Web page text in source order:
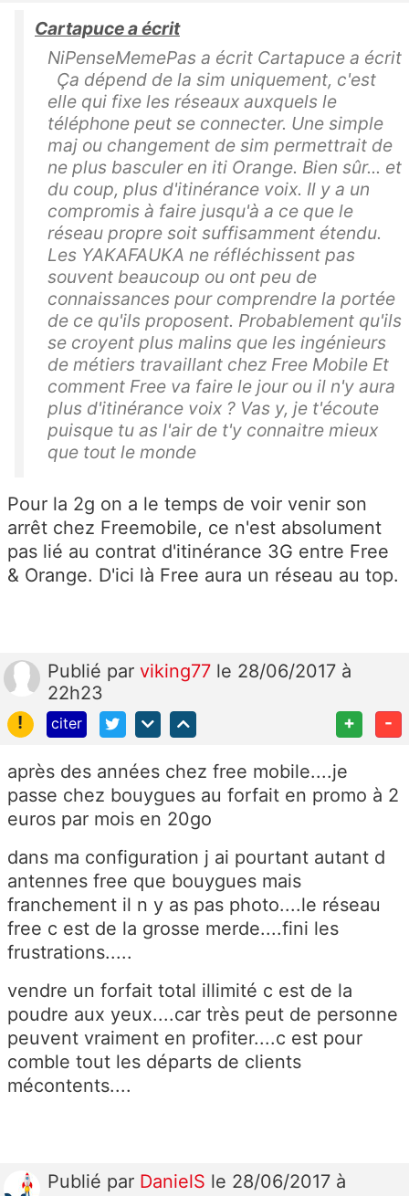
Cartapuce a écrit
NiPenseMemePas a écrit Cartapuce a écrit
Ça dépend de la sim uniquement, c'est
elle qui fixe les réseaux auxquels le
téléphone peut se connecter. Une simple
maj ou changement de sim permettrait de
ne plus basculer en iti Orange. Bien sûr... et
du coup, plus d'itinérance voix. Il y a un
compromis à faire jusqu'à a ce que le
réseau propre soit suffisamment étendu.
Les YAKAFAUKA ne réfléchissent pas
souvent beaucoup ou ont peu de
connaissances pour comprendre la portée
de ce qu'ils proposent. Probablement qu'ils
se croyent plus malins que les ingénieurs
de métiers travaillant chez Free Mobile Et
comment Free va faire le jour ou il n'y aura
plus d'itinérance voix ? Vas y, je t'écoute
puisque tu as l'air de t'y connaitre mieux
que tout le monde
Pour la 2g on a le temps de voir venir son
arrêt chez Freemobile, ce n'est absolument
pas lié au contrat d'itinérance 3G entre Free
& Orange. D'ici là Free aura un réseau au top.
Publié par viking77 le 28/06/2017 à
22h23
!
citer + -
après des années chez free mobile....je
passe chez bouygues au forfait en promo à 2
euros par mois en 20go
dans ma configuration j ai pourtant autant d
antennes free que bouygues mais
franchement il n y as pas photo....le réseau
free c est de la grosse merde....fini les
frustrations.....
vendre un forfait total illimité c est de la
poudre aux yeux....car très peut de personne
peuvent vraiment en profiter....c est pour
comble tout les départs de clients
mécontents....
Publié par DanielS le 28/06/2017 à